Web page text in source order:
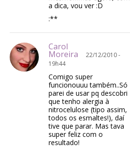
a dica, vou ver :D
:**
Carol
Moreira
22/12/2010 -
19h44
Comigo super
funcionouuu também..Só
parei de usar pq descobri
que tenho alergia à
nitrocelulose (tipo assim,
todos os esmaltes!), daí
tive que parar. Mas tava
super feliz com o
resultado!